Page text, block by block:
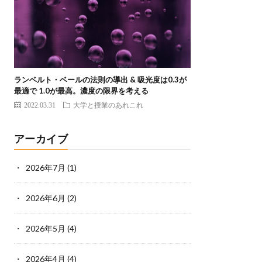
ランベルト・ベールの法則の導出 & 吸光度は0.3が
最適で 1.0が最高。濃度の限界を考える
2022.03.31 大学と授業のあれこれ
アーカイブ
2026年7月 (1)
2026年6月 (2)
2026年5月 (4)
2026年4月 (4)